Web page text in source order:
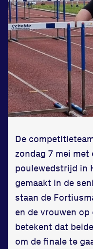
Updates
Atleten
Contact
Locatie
Sportpark Reeweg
Halmaheiraplein
3312 GH
Bekijk locatie
De
zondag 7 mei
poulewedstrijd in
gemaakt in de
staan de
en de vrouwen
betekent dat
om de finale te